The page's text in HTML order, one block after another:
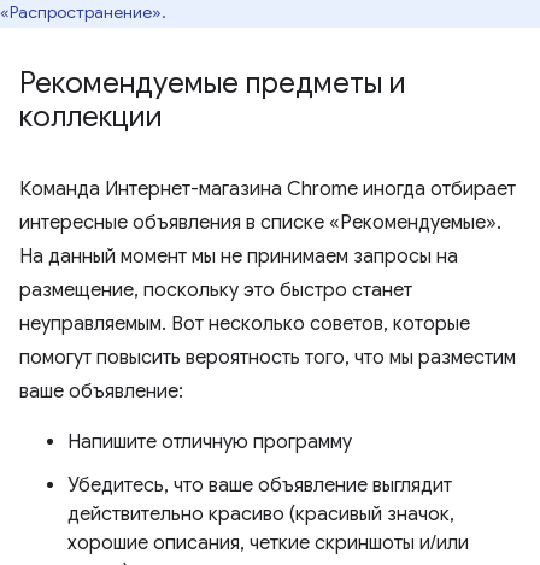
«Распространение».
Рекомендуемые предметы и
коллекции
Команда Интернет-магазина Chrome иногда отбирает
интересные объявления в списке «Рекомендуемые».
На данный момент мы не принимаем запросы на
размещение, поскольку это быстро станет
неуправляемым. Вот несколько советов, которые
помогут повысить вероятность того, что мы разместим
ваше объявление:
Напишите отличную программу
Убедитесь, что ваше объявление выглядит
действительно красиво (красивый значок,
хорошие описания, четкие скриншоты и/или